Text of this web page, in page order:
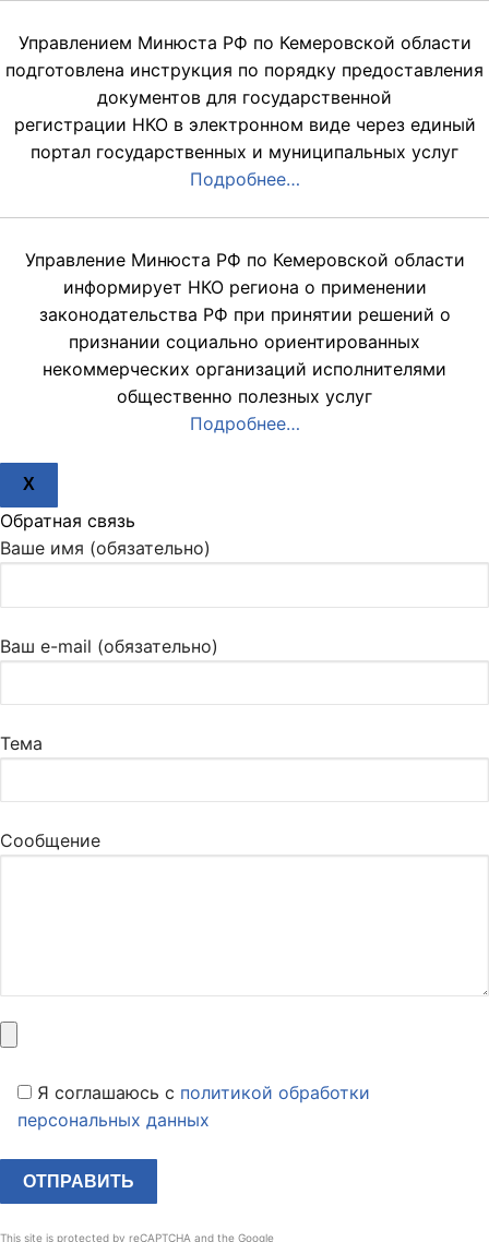
Управлением Минюста РФ по Кемеровской области
подготовлена инструкция по порядку предоставления
документов для государственной
регистрации НКО в электронном виде через единый
портал государственных и муниципальных услуг
Подробнее…
Управление Минюста РФ по Кемеровской области
информирует НКО региона о применении
законодательства РФ при принятии решений о
признании социально ориентированных
некоммерческих организаций исполнителями
общественно полезных услуг
Подробнее…
X
Обратная связь
Ваше имя (обязательно)
Ваш e-mail (обязательно)
Тема
Сообщение
Я соглашаюсь c политикой обработки
персональных данных
This site is protected by reCAPTCHA and the Google